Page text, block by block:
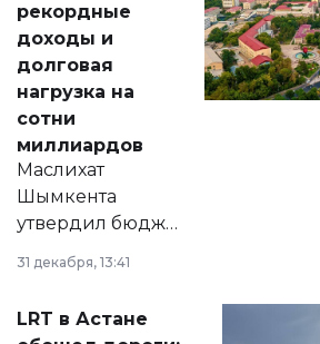
рекордные
доходы и
долговая
нагрузка на
сотни
миллиардов
Маслихат
Шымкента
утвердил бюджет
города на 2026–
2028 годы.
документ
31 декабря, 13:41
LRT в Астане